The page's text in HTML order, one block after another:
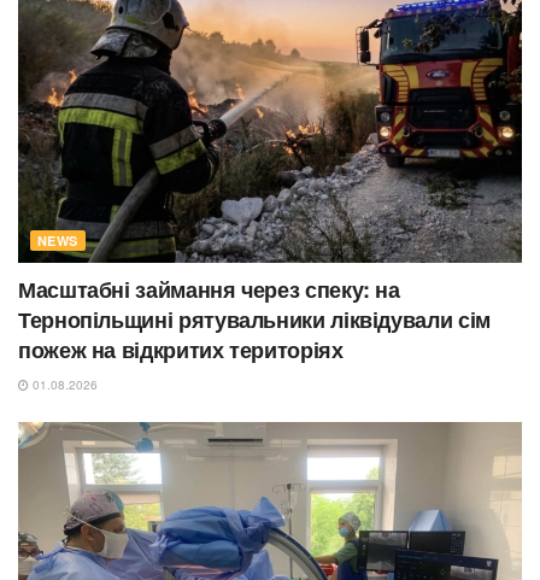
NEWS
Масштабні займання через спеку: на
Тернопільщині рятувальники ліквідували сім
пожеж на відкритих територіях
01.08.2026